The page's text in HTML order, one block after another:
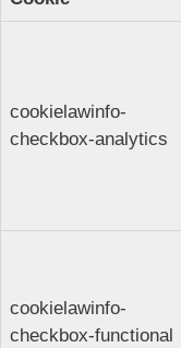
cookielawinfo-
checkbox-analytics
cookielawinfo-
checkbox-functional